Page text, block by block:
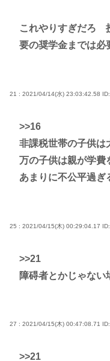
これやりすぎだろ
要の奨学金までは必
21 : 2021/04/14(水) 23:03:42.58
>>16
非課税世帯の子供は
万の子供は親が学費
あまりに不公平過ぎ
25 : 2021/04/15(木) 00:29:04.17
>>21
障碍者とかじゃない
27 : 2021/04/15(木) 00:47:08.71
>>21